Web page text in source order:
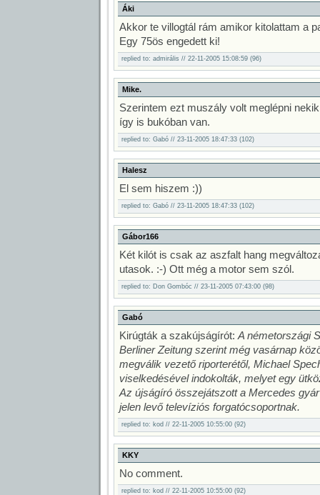
Áki
Akkor te villogtál rám amikor kitolattam a
Egy 75ös engedett ki!
replied to: admirális // 22-11-2005 15:08:59 (96)
Mike.
Szerintem ezt muszály volt meglépni
így is bukóban van.
replied to: Gabó // 23-11-2005 18:47:33 (102)
Halesz
El sem hiszem :))
replied to: Gabó // 23-11-2005 18:47:33 (102)
Gábor166
Két kilót is csak az aszfalt hang
utasok. :-) Ott még a motor sem szól.
replied to: Don Gombóc // 23-11-2005 07:43:00 (98)
Gabó
Kirúgták a szakújságírót: A németországi
Berliner Zeitung szerint még vasárnap
megválik vezető riporterétől, Michael
viselkedésével indokolták, melyet egy
Az újságíró összejátszott a Mercedes
jelen levő televíziós forgatócsoportnak.
replied to: kod // 22-11-2005 10:55:00 (92)
KKY
No comment.
replied to: kod // 22-11-2005 10:55:00 (92)